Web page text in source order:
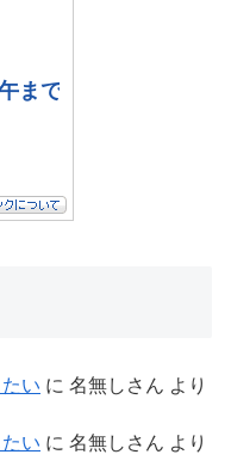
い に 名無しさん より
い に 名無しさん より